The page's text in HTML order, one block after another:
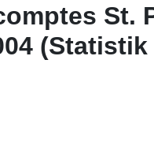
St.